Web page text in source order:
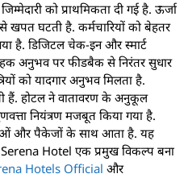
को प्राथमिकता दी गई है. ऊर्जा
घटती है. कर्मचारियों को बेहतर
है. डिजिटल चेक-इन और स्मार्ट
अनुभव पर फीडबैक से निरंतर सुधार
को यादगार अनुभव मिलता है.
हैं. होटल ने वातावरण के अनुकूल
नियंत्रण मजबूत किया गया है.
और पैकेजों के साथ आता है. यह
Hotel एक प्रमुख विकल्प बना
Hotels Official और